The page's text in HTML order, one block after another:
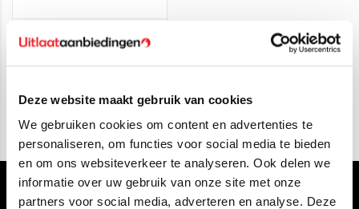
Deze website maakt gebruik van cookies
We gebruiken cookies om content en advertenties te
personaliseren, om functies voor social media te bieden
en om ons websiteverkeer te analyseren. Ook delen we
informatie over uw gebruik van onze site met onze
partners voor social media, adverteren en analyse. Deze
Roetfilter Saab 9-3 1.9
TiD
€450,00 €199,95